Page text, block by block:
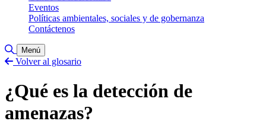
Eventos
Políticas ambientales, sociales y de gobernanza
Contáctenos
Alternar búsqueda
Menú
Volver al glosario
¿Qué es la detección de
amenazas?